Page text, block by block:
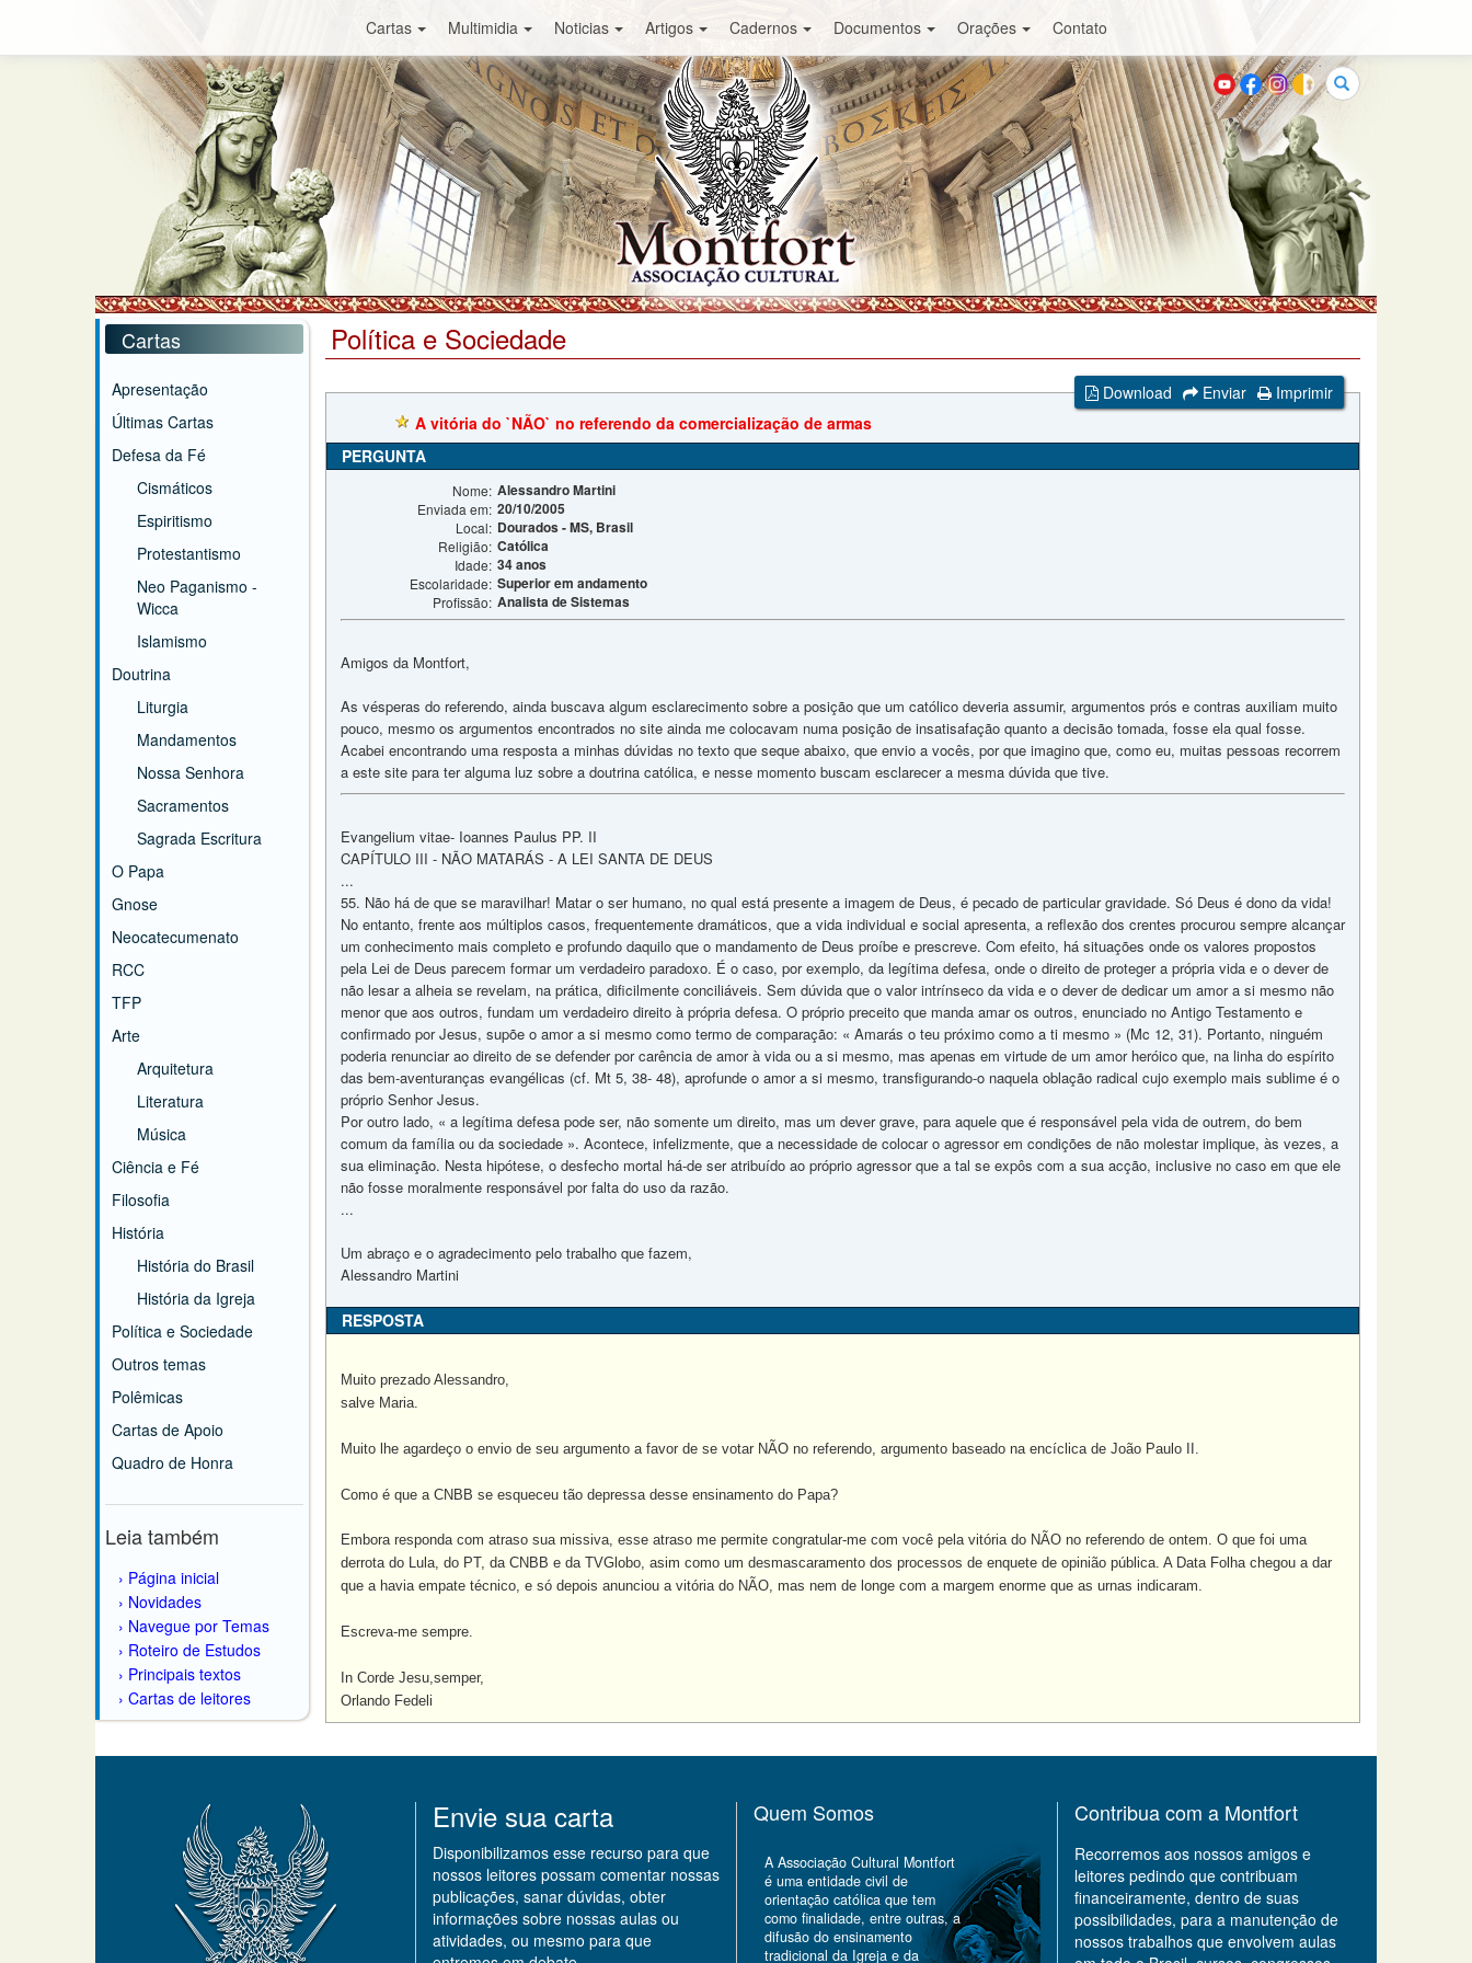
Cartas Multimidia Noticias Artigos Cadernos Documentos Orações Contato
Buscar
Cartas
Apresentação
Últimas Cartas
Defesa da Fé
Cismáticos
Espiritismo
Protestantismo
Neo Paganismo -
Wicca
Islamismo
Doutrina
Liturgia
Mandamentos
Nossa Senhora
Sacramentos
Sagrada Escritura
O Papa
Gnose
Neocatecumenato
RCC
TFP
Arte
Arquitetura
Literatura
Música
Ciência e Fé
Filosofia
História
História do Brasil
História da Igreja
Política e Sociedade
Outros temas
Polêmicas
Cartas de Apoio
Quadro de Honra
Leia também
Página inicial
Novidades
Navegue por Temas
Roteiro de Estudos
Principais textos
Cartas de leitores
Política e Sociedade
Download Enviar
Imprimir
A vitória do `NÃO` no referendo da comercialização de armas
PERGUNTA
Nome: Alessandro Martini
Enviada em: 20/10/2005
Local: Dourados - MS, Brasil
Religião: Católica
Idade: 34 anos
Escolaridade: Superior em andamento
Profissão: Analista de Sistemas
Amigos da Montfort,
As vésperas do referendo, ainda buscava algum esclarecimento sobre a posição que um católico deveria assumir, argumentos prós e contras auxiliam muito
pouco, mesmo os argumentos encontrados no site ainda me colocavam numa posição de insatisafação quanto a decisão tomada, fosse ela qual fosse.
Acabei encontrando uma resposta a minhas dúvidas no texto que seque abaixo, que envio a vocês, por que imagino que, como eu, muitas pessoas recorrem
a este site para ter alguma luz sobre a doutrina católica, e nesse momento buscam esclarecer a mesma dúvida que tive.
Evangelium vitae- Ioannes Paulus PP. II
CAPÍTULO III - NÃO MATARÁS - A LEI SANTA DE DEUS
...
55. Não há de que se maravilhar! Matar o ser humano, no qual está presente a imagem de Deus, é pecado de particular gravidade. Só Deus é dono da vida!
No entanto, frente aos múltiplos casos, frequentemente dramáticos, que a vida individual e social apresenta, a reflexão dos crentes procurou sempre alcançar
um conhecimento mais completo e profundo daquilo que o mandamento de Deus proíbe e prescreve. Com efeito, há situações onde os valores propostos
pela Lei de Deus parecem formar um verdadeiro paradoxo. É o caso, por exemplo, da legítima defesa, onde o direito de proteger a própria vida e o dever de
não lesar a alheia se revelam, na prática, dificilmente conciliáveis. Sem dúvida que o valor intrínseco da vida e o dever de dedicar um amor a si mesmo não
menor que aos outros, fundam um verdadeiro direito à própria defesa. O próprio preceito que manda amar os outros, enunciado no Antigo Testamento e
confirmado por Jesus, supõe o amor a si mesmo como termo de comparação: « Amarás o teu próximo como a ti mesmo » (Mc 12, 31). Portanto, ninguém
poderia renunciar ao direito de se defender por carência de amor à vida ou a si mesmo, mas apenas em virtude de um amor heróico que, na linha do espírito
das bem-aventuranças evangélicas (cf. Mt 5, 38- 48), aprofunde o amor a si mesmo, transfigurando-o naquela oblação radical cujo exemplo mais sublime é o
próprio Senhor Jesus.
Por outro lado, « a legítima defesa pode ser, não somente um direito, mas um dever grave, para aquele que é responsável pela vida de outrem, do bem
comum da família ou da sociedade ». Acontece, infelizmente, que a necessidade de colocar o agressor em condições de não molestar implique, às vezes, a
sua eliminação. Nesta hipótese, o desfecho mortal há-de ser atribuído ao próprio agressor que a tal se expôs com a sua acção, inclusive no caso em que ele
não fosse moralmente responsável por falta do uso da razão.
...
Um abraço e o agradecimento pelo trabalho que fazem,
Alessandro Martini
RESPOSTA
Muito prezado Alessandro,
salve Maria.
Muito lhe agardeço o envio de seu argumento a favor de se votar NÃO no referendo, argumento baseado na encíclica de João Paulo II.
Como é que a CNBB se esqueceu tão depressa desse ensinamento do Papa?
Embora responda com atraso sua missiva, esse atraso me permite congratular-me com você pela vitória do NÃO no referendo de ontem. O que foi uma
derrota do Lula, do PT, da CNBB e da TVGlobo, asim como um desmascaramento dos processos de enquete de opinião pública. A Data Folha chegou a dar
que a havia empate técnico, e só depois anunciou a vitória do NÃO, mas nem de longe com a margem enorme que as urnas indicaram.
Escreva-me sempre.
In Corde Jesu,semper,
Orlando Fedeli
Envie sua carta
Disponibilizamos esse recurso para que
nossos leitores possam comentar nossas
publicações, sanar dúvidas, obter
informações sobre nossas aulas ou
atividades, ou mesmo para que
Quem Somos
A Associação Cultural Montfort
é uma entidade civil de
orientação católica que tem
como finalidade, entre outras, a
difusão do ensinamento
tradicional da Igreja e da
Contribua com a Montfort
Recorremos aos nossos amigos e
leitores pedindo que contribuam
financeiramente, dentro de suas
possibilidades, para a manutenção de
nossos trabalhos que envolvem aulas